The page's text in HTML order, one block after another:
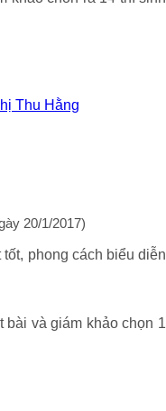
Thu Hằng
20/1/2017)
phong cách biểu diễn
và giám khảo chọn 1